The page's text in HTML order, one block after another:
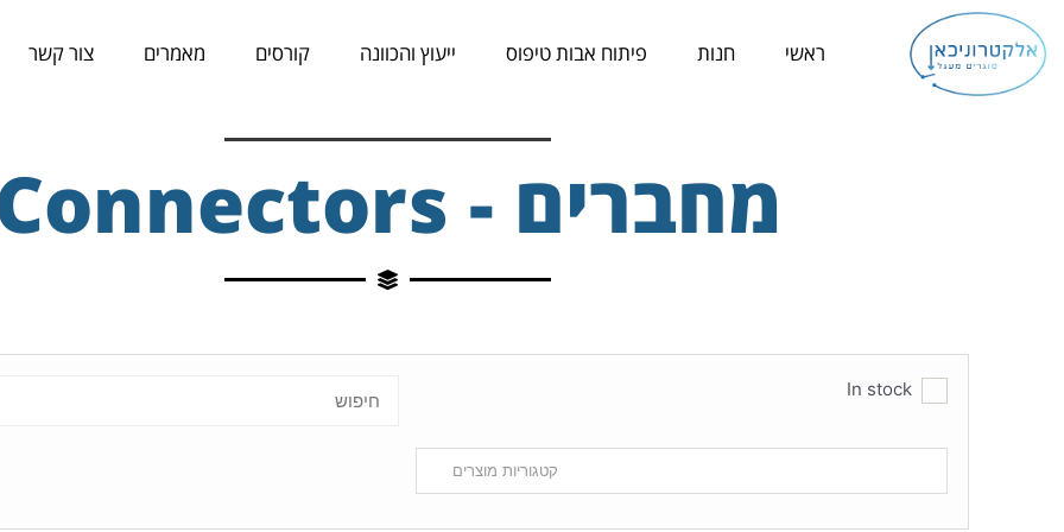
לתוכן
ראשי חנות פיתוח אבות טיפוס ייעוץ והכוונה קורסים מאמרים צור קשר
מחברים - Connectors
In stock